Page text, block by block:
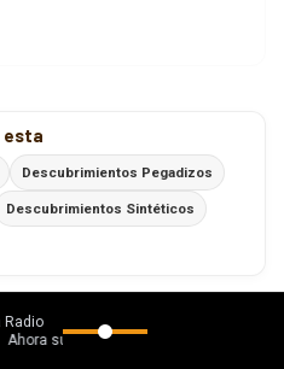
esta
Descubrimientos Pegadizos
Descubrimientos Sintéticos
Radio
suena